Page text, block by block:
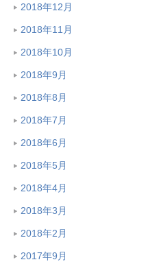
2018年12月
2018年11月
2018年10月
2018年9月
2018年8月
2018年7月
2018年6月
2018年5月
2018年4月
2018年3月
2018年2月
2017年9月